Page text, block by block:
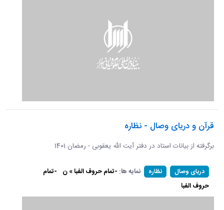
قرآن و دریای وصال - نظاره
برگرفته از بیانات استاد در دفتر آیت الله یعقوبی - رمضان 1401
دریای وصال نظاره نمایه ها: -تمام حروف الفبا » ن -تمام
حروف الفبا